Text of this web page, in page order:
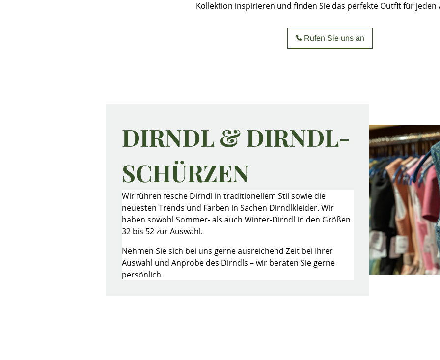
Kollektion inspirieren und finden Sie das perfekte Outfit für jeden
Rufen Sie uns an
DIRNDL & DIRNDL-
SCHÜRZEN
Wir führen fesche Dirndl in traditionellem Stil sowie die
neuesten Trends und Farben in Sachen Dirndlkleider. Wir
haben sowohl Sommer- als auch Winter-Dirndl in den Größen
32 bis 52 zur Auswahl.
Nehmen Sie sich bei uns gerne ausreichend Zeit bei Ihrer
Auswahl und Anprobe des Dirndls – wir beraten Sie gerne
persönlich.